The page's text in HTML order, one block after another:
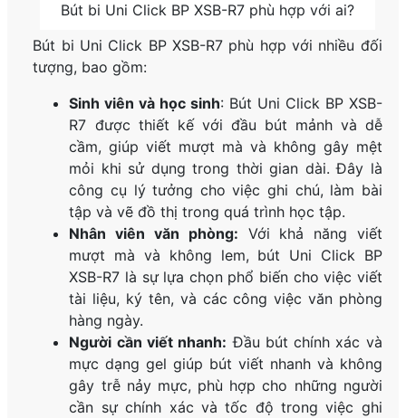
Bút bi Uni Click BP XSB-R7 phù hợp với ai?
Bút bi Uni Click BP XSB-R7 phù hợp với nhiều đối
tượng, bao gồm:
Sinh viên và học sinh: Bút Uni Click BP XSB-
R7 được thiết kế với đầu bút mảnh và dễ
cầm, giúp viết mượt mà và không gây mệt
mỏi khi sử dụng trong thời gian dài. Đây là
công cụ lý tưởng cho việc ghi chú, làm bài
tập và vẽ đồ thị trong quá trình học tập.
Nhân viên văn phòng: Với khả năng viết
mượt mà và không lem, bút Uni Click BP
XSB-R7 là sự lựa chọn phổ biến cho việc viết
tài liệu, ký tên, và các công việc văn phòng
hàng ngày.
Người cần viết nhanh: Đầu bút chính xác và
mực dạng gel giúp bút viết nhanh và không
gây trễ nảy mực, phù hợp cho những người
cần sự chính xác và tốc độ trong việc ghi